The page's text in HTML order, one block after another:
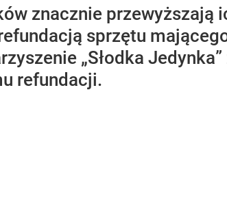
znacznie przewyższają
sprzętu
„Słodka
refundacji.